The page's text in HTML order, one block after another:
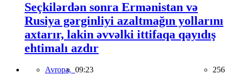
Seçkilərdən sonra Ermənistan və
Rusiya gərginliyi azaltmağın yollarını
axtarır, lakin əvvəlki ittifaqa qayıdış
ehtimalı azdır
Avropa, 09:23 256